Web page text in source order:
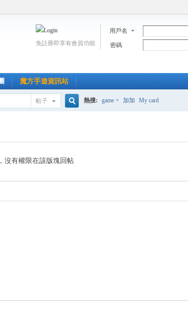
用戶名
密碼
免註冊即享有會員功能
魔方手遊資訊站
帖子
索
熱搜: game + 加加 My card
沒有權限在該版塊回帖